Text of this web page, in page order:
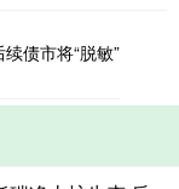
债市将“脱敏”